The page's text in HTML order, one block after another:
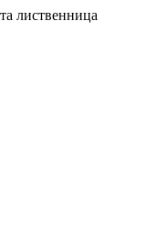
лиственница